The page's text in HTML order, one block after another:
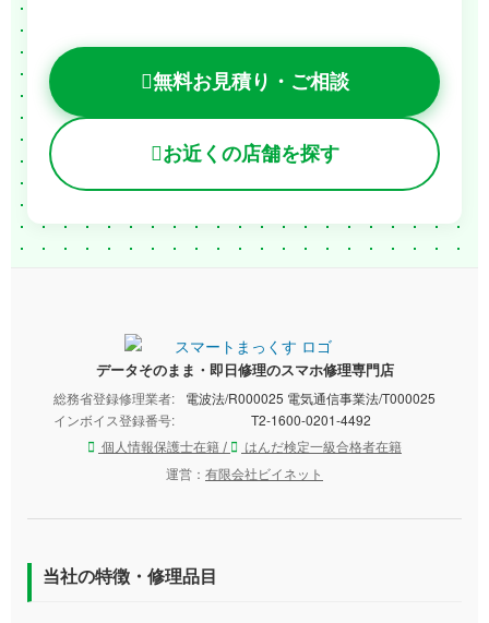
無料お見積り・ご相談
お近くの店舗を探す
データそのまま・即日修理のスマホ修理専門店
総務省登録修理業者:
電波法/R000025 電気通信事業法/T000025
インボイス登録番号:
T2-1600-0201-4492
個人情報保護士在籍 /
はんだ検定一級合格者在籍
運営： 有限会社ビイネット
当社の特徴・修理品目